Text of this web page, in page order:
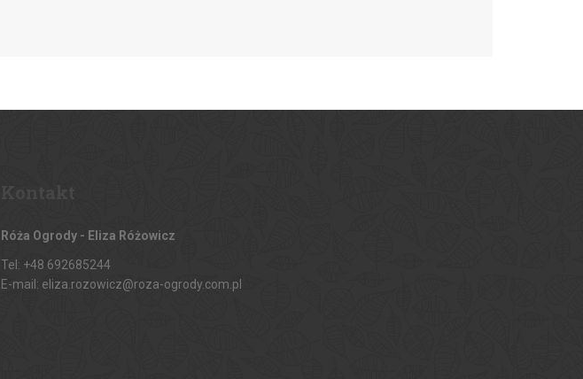
Róża Ogrody - Eliza Różowicz
Tel: +48 692685244
E-mail: eliza.rozowicz@roza-ogrody.com.pl